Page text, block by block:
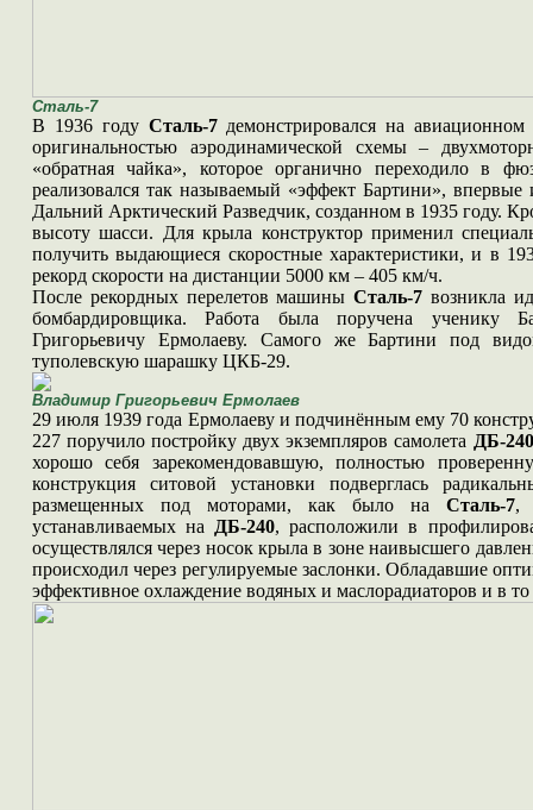
Сталь-7
В 1936 году Сталь-7демонстрировался на
оригинальностью аэродинамической схемы –
«обратная чайка», которое органично переходило в
реализовался так называемый «эффект Бартини»,
Дальний Арктический Разведчик, созданном в 1935 году.
высоту шасси. Для крыла конструктор применил
получить выдающиеся скоростные характеристики, и в
рекорд скорости на дистанции 5000 км – 405 км/ч.
После рекордных перелетов машиныСталь-7 возникла
бомбардировщика. Работа была поручена ученику
Григорьевичу Ермолаеву. Самого же Бартини под
туполевскую шарашку ЦКБ-29.
Владимир Григорьевич Ермолаев
29 июля 1939 года Ермолаеву и подчинённым ему 70
227 поручило постройку двух экземпляров самолета ДБ-240
хорошо себя зарекомендовавшую, полностью
конструкция ситовой установки подверглась
размещенных под моторами, как было на Сталь-7,
устанавливаемых на
ДБ-240, расположили в
осуществлялся через носок крыла в зоне наивысшего
происходил через регулируемые заслонки. Обладавшие
эффективное охлаждение водяных и маслорадиаторов и в